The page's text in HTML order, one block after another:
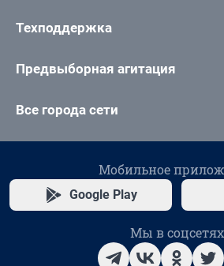
Техподдержка
Предвыборная агитация
Все города сети
Мобильное
Google Play
Мы в соцсетях